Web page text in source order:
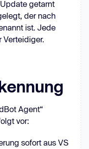
getarnt
der nach
ist. Jede
Verteidiger.
Agent“
vor:
sofort aus VS